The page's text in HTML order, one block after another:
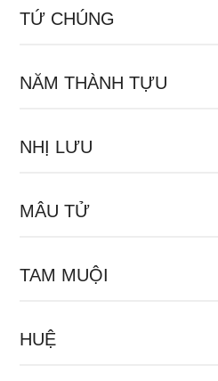
TỨ CHÚNG
NĂM THÀNH TỰU
NHỊ LƯU
MÂU TỬ
TAM MUỘI
HUỆ